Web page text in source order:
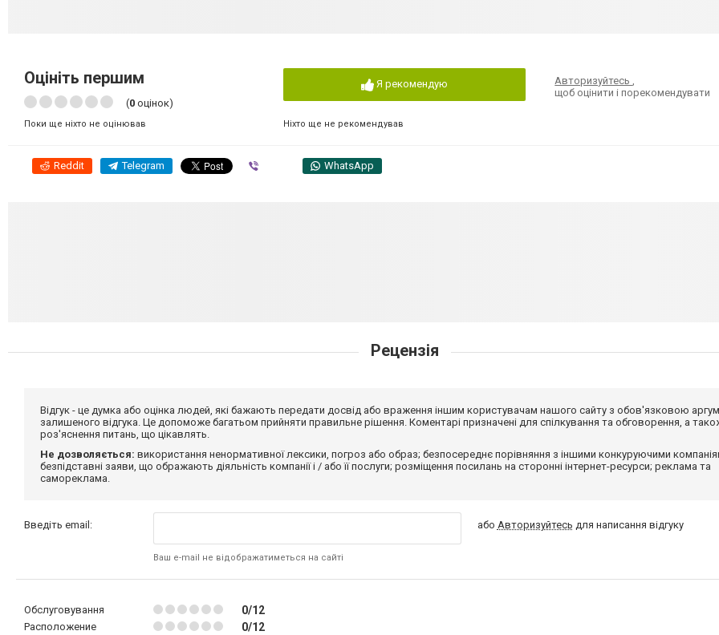
Оцініть першим
(0 оцінок)
Поки ще ніхто не оцінював
Я рекомендую
Ніхто ще не рекомендував
Авторизуйтесь,
щоб оцінити і порекомендувати
Reddit Telegram WhatsApp
Рецензія
Відгук - це думка або оцінка людей, які бажають передати досвід або враження іншим користувачам нашого сайту з обов'язковою
залишеного відгука. Це допоможе багатьом прийняти правильне рішення. Коментарі призначені для спілкування та обговорення, а
роз'яснення питань, що цікавлять.
Не дозволяється: використання ненормативної лексики, погроз або образ; безпосереднє порівняння з іншими конкуруючими
безпідставні заяви, що ображають діяльність компанії і / або її послуги; розміщення посилань на сторонні інтернет-ресурси; реклама та
самореклама.
Введіть email:
Ваш e-mail не відображатиметься на сайті
або Авторизуйтесь для написання відгуку
Обслуговування 0/12
Расположение 0/12